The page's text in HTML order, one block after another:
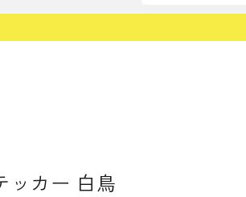
ッカー 白鳥